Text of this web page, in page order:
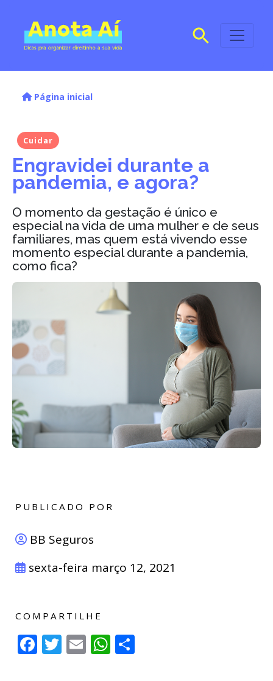
Página inicial
Cuidar
Engravidei durante a
pandemia, e agora?
O momento da gestação é único e
especial na vida de uma mulher e de seus
familiares, mas quem está vivendo esse
momento especial durante a pandemia,
como fica?
PUBLICADO POR
BB Seguros
sexta-feira março 12, 2021
COMPARTILHE
Facebook
Twitter
EmailWhatsApp